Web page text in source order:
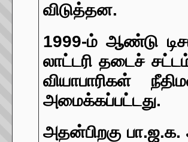
விடுத்தன.
1999-ம் ஆண்டு
லாட்டரி தடைச்
வியாபாரிகள்
அமைக்கப்பட்டது.
அதன்பிறகு